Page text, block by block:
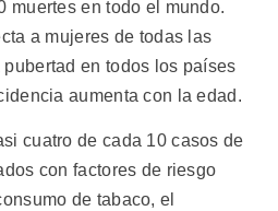
muertes en todo el mundo.
a mujeres de todas las
en todos los países
aumenta con la edad.
cuatro de cada 10 casos de
con factores de riesgo
de tabaco, el